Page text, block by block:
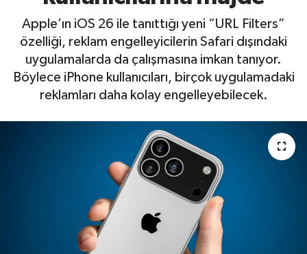
Apple’ın iOS 26 ile tanıttığı yeni “URL Filters”
özelliği, reklam engelleyicilerin Safari dışındaki
uygulamalarda da çalışmasına imkan tanıyor.
Böylece iPhone kullanıcıları, birçok uygulamadaki
reklamları daha kolay engelleyebilecek.